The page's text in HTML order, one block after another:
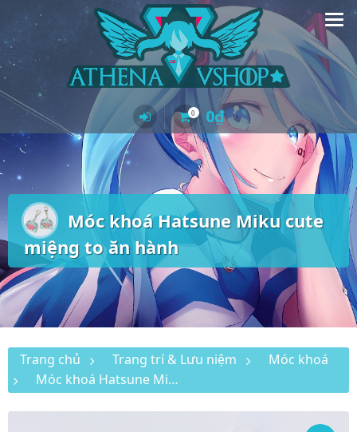
content
0 0₫
Móc khoá Hatsune Miku cute
miệng to ăn hành
Trang chủ Trang trí & Lưu niệm
Móc khoá
Móc khoá Hatsune Miku cute miệng to ăn hành